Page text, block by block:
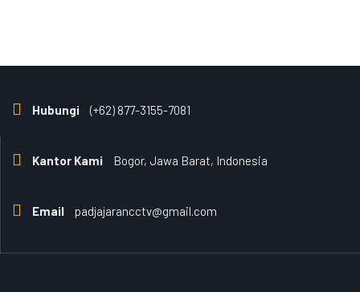
Hubungi (+62) 877-3155-7081
Kantor Kami Bogor, Jawa Barat, Indonesia
Email padjajarancctv@gmail.com